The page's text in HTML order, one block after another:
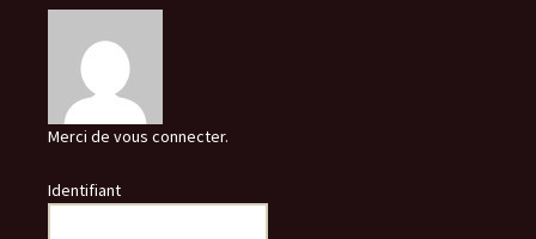
Merci de vous connecter.
Identifiant